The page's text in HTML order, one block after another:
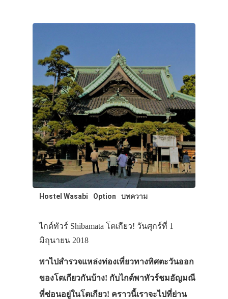
Hostel Wasabi Option บทความ
ไกด์ทัวร์ Shibamata โตเกียว! วันศุกร์ที่ 1
มิถุนายน 2018
พาไปสำรวจแหล่งท่องเที่ยวทางทิศตะวันออก
ของโตเกียวกันบ้าง! กับไกด์พาทัวร์ชมอัญมณี
ที่ซ่อนอยู่ในโตเกียว! คราวนี้เราจะไปที่ย่าน